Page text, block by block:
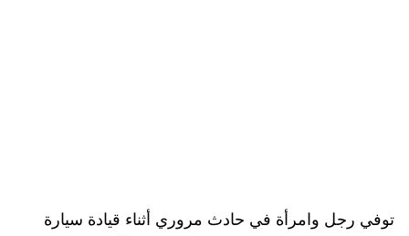
توفي رجل وامرأة في حادث مروري أثناء قيادة سيارة